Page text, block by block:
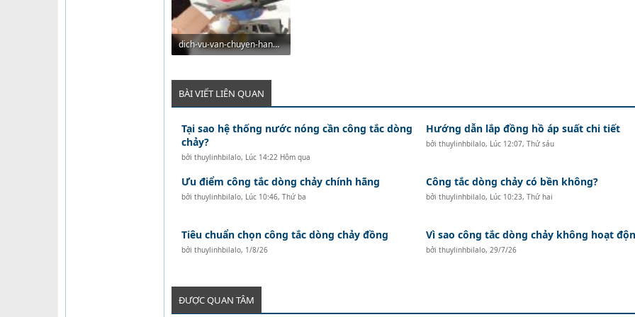
dich-vu-van-chuyen-hang-tu-viet-nam-sang-han-quoc-14192365041.jpg
BÀI VIẾT LIÊN QUAN
Tại sao hệ thống nước nóng cần công tắc dòng
chảy?
bởi thuylinhbilalo, Lúc 14:22 Hôm qua
Hướng dẫn lắp đồng hồ áp suất chi tiết
bởi thuylinhbilalo, Lúc 12:07, Thứ sáu
Ưu điểm công tắc dòng chảy chính hãng
bởi thuylinhbilalo, Lúc 10:46, Thứ ba
Công tắc dòng chảy có bền không?
bởi thuylinhbilalo, Lúc 10:23, Thứ hai
Tiêu chuẩn chọn công tắc dòng chảy đồng
bởi thuylinhbilalo, 1/8/26
Vì sao công tắc dòng chảy không hoạt
bởi thuylinhbilalo, 29/7/26
ĐƯỢC QUAN TÂM